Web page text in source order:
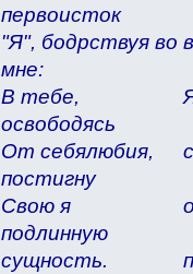
первоисток
"Я", бодрствуя во
мне:
В тебе,
освободясь
От себялюбия,
постигну
Свою я
подлинную
сущность.